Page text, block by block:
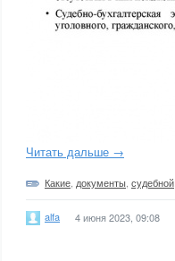
Читать дальше →
Какие документы судебной
alfa 4 июня 2023, 09:08